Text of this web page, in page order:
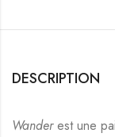
DESCRIPTION
Wanderest une